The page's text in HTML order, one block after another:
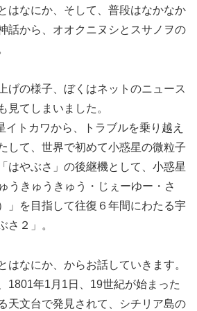
はなにか、そして、普段はなかなか
話から、オオクニヌシとスサノヲの
げの様子、ぼくはネットのニュース
見てしまいました。
イトカワから、トラブルを乗り越え
して、世界で初めて小惑星の微粒子
はやぶさ」の後継機として、小惑星
うきゅうきゅう・じぇーゆー・さ
」を目指して往復６年間にわたる宇
さ２」。
はなにか、からお話していきます。
1801年1月1日、19世紀が始まった
天文台で発見されて、シチリア島の